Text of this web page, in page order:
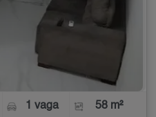
1 vaga 58 m²